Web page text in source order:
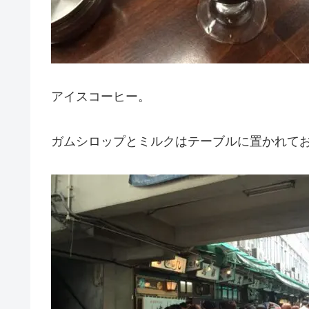
アイスコーヒー。
ガムシロップとミルクはテーブルに置かれて